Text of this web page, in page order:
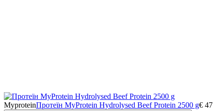
MyproteinПротеїн MyProtein Hydrolysed Beef Protein 2500 g€ 47